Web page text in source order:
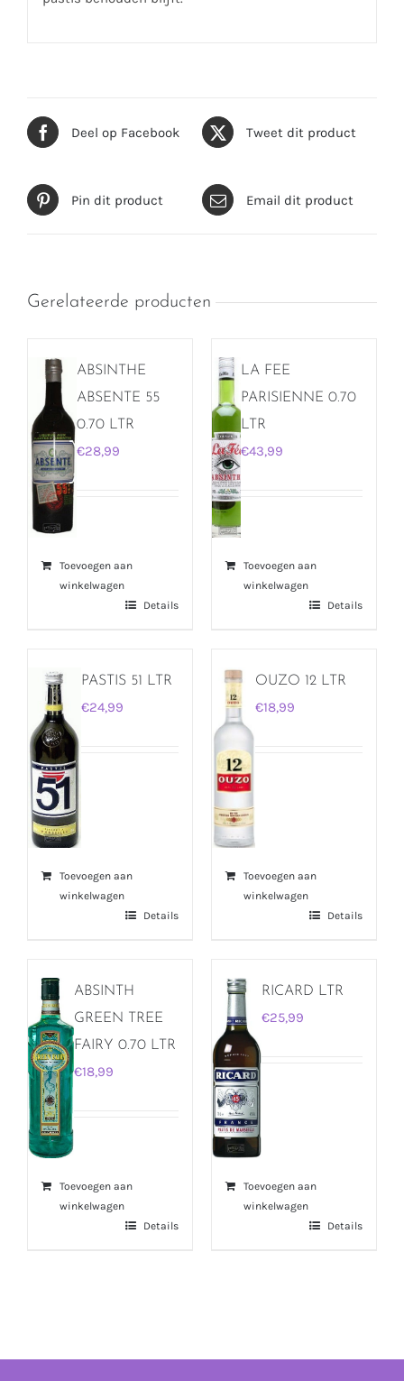
Deel op Facebook Tweet dit product
Pin dit product Email dit product
Gerelateerde producten
ABSINTHE
ABSENTE 55
0.70 LTR
€28,99
Toevoegen aan
winkelwagen
Details
LA FEE
PARISIENNE 0.70
LTR
€43,99
Toevoegen aan
winkelwagen
Details
PASTIS 51 LTR
€24,99
Toevoegen aan
winkelwagen
Details
OUZO 12 LTR
€18,99
Toevoegen aan
winkelwagen
Details
ABSINTH
GREEN TREE
FAIRY 0.70 LTR
€18,99
Toevoegen aan
winkelwagen
Details
RICARD LTR
€25,99
Toevoegen aan
winkelwagen
Details